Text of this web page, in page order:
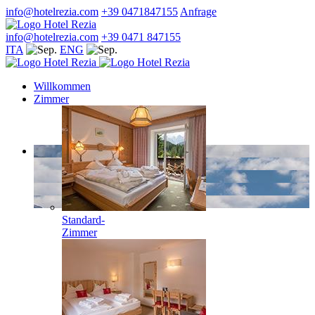
info@hotelrezia.com +39 0471847155 Anfrage
info@hotelrezia.com +39 0471 847155
ITA
ENG
Willkommen
Zimmer
Standard-
Zimmer